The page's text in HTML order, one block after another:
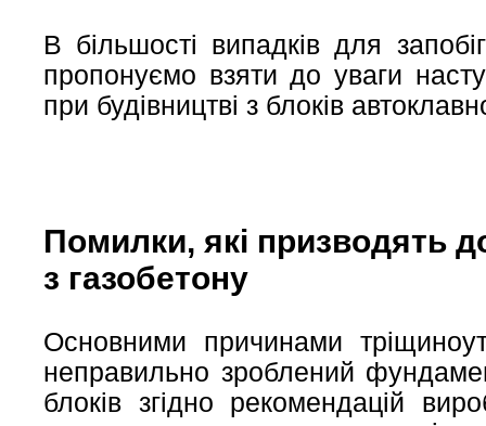
В більшості випадків для
пропонуємо взяти до уваги
при будівництві з блоків
Помилки, які призводять
з газобетону
Основними причинами
неправильно зроблений
блоків згідно рекомендацій